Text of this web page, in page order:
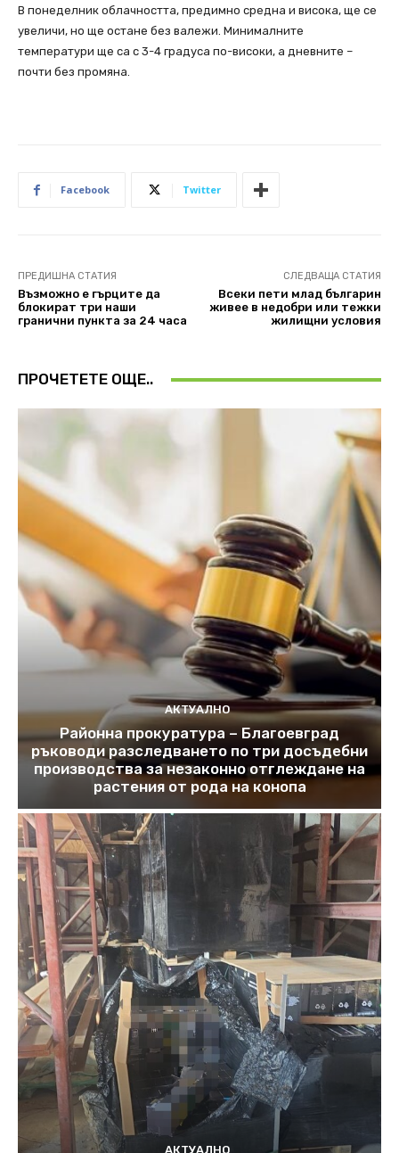
В понеделник облачността, предимно средна и висока, ще се
увеличи, но ще остане без валежи. Минималните
температури ще са с 3-4 градуса по-високи, а дневните –
почти без промяна.
Facebook Twitter
ПРЕДИШНА СТАТИЯ
Възможно е гърците да
блокират три наши
гранични пункта за 24 часа
СЛЕДВАЩА СТАТИЯ
Всеки пети млад българин
живее в недобри или тежки
жилищни условия
ПРОЧЕТЕТЕ ОЩЕ..
АКТУАЛНО
Районна прокуратура – Благоевград
ръководи разследването по три досъдебни
производства за незаконно отглеждане на
растения от рода на конопа
АКТУАЛНО